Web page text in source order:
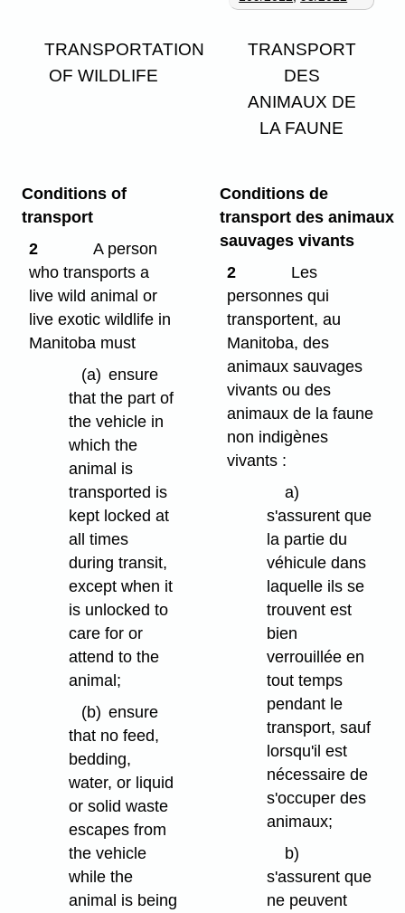
TRANSPORTATION
OF WILDLIFE
TRANSPORT
DES
ANIMAUX DE
LA FAUNE
Conditions of
transport
2
A person
who transports a
live wild animal or
live exotic wildlife in
Manitoba must
(a) ensure
that the part of
the vehicle in
which the
animal is
transported is
kept locked at
all times
during transit,
except when it
is unlocked to
care for or
attend to the
animal;
(b) ensure
that no feed,
bedding,
water, or liquid
or solid waste
escapes from
the vehicle
while the
animal is being
Conditions de
transport des animaux
sauvages vivants
2
Les
personnes qui
transportent, au
Manitoba, des
animaux sauvages
vivants ou des
animaux de la faune
non indigènes
vivants :
a)
s'assurent que
la partie du
véhicule dans
laquelle ils se
trouvent est
bien
verrouillée en
tout temps
pendant le
transport, sauf
lorsqu'il est
nécessaire de
s'occuper des
animaux;
b)
s'assurent que
ne peuvent